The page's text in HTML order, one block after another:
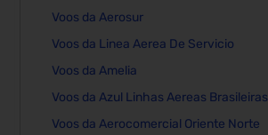
Voos da Aerosur
Voos da Linea Aerea De Servicio
Voos da Amelia
Voos da Azul Linhas Aereas Brasileiras
Voos da Aerocomercial Oriente Norte